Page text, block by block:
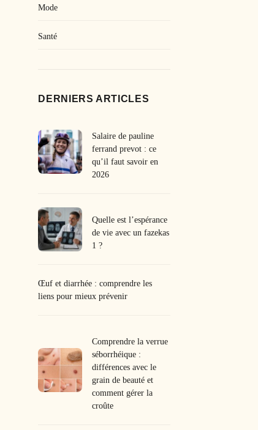
Mode
Santé
DERNIERS ARTICLES
Salaire de pauline
ferrand prevot : ce
qu’il faut savoir en
2026
Quelle est l’espérance
de vie avec un fazekas
1 ?
Œuf et diarrhée : comprendre les
liens pour mieux prévenir
Comprendre la verrue
séborrhéique :
différences avec le
grain de beauté et
comment gérer la
croûte